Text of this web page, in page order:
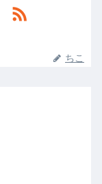
ちこ